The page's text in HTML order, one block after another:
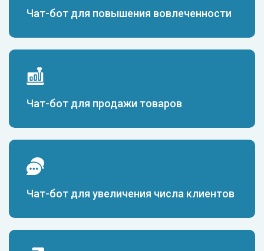
Чат-бот для повышения вовлеченности
Чат-бот для продажи товаров
Чат-бот для увеличения числа клиентов